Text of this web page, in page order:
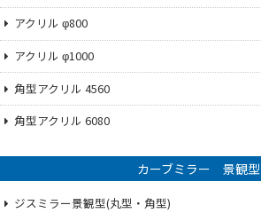
アクリル φ800
アクリル φ1000
角型アクリル 4560
角型アクリル 6080
カーブミラー 景観型
ジスミラー景観型(丸型・角型)